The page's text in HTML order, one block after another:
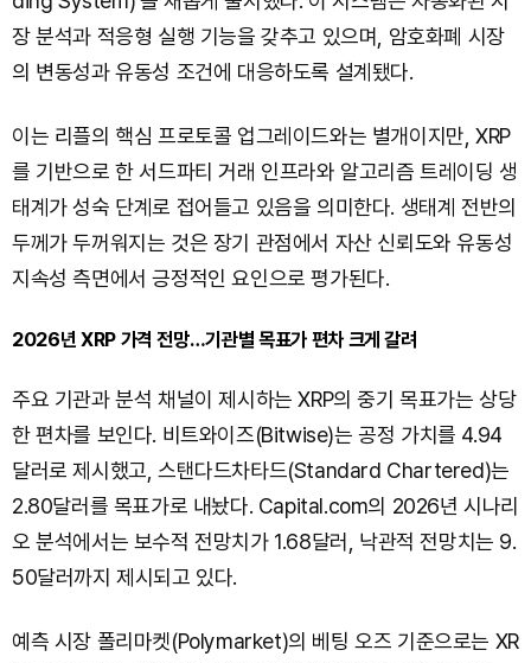
장 분석과 적응형 실행 기능을 갖추고 있으며, 암호화폐 시장
의 변동성과 유동성 조건에 대응하도록 설계됐다.
이는 리플의 핵심 프로토콜 업그레이드와는 별개이지만, XRP
를 기반으로 한 서드파티 거래 인프라와 알고리즘 트레이딩 생
태계가 성숙 단계로 접어들고 있음을 의미한다. 생태계 전반의
두께가 두꺼워지는 것은 장기 관점에서 자산 신뢰도와 유동성
지속성 측면에서 긍정적인 요인으로 평가된다.
2026년 XRP 가격 전망…기관별 목표가 편차 크게 갈려
주요 기관과 분석 채널이 제시하는 XRP의 중기 목표가는 상당
한 편차를 보인다. 비트와이즈(Bitwise)는 공정 가치를 4.94
달러로 제시했고, 스탠다드차타드(Standard Chartered)는
2.80달러를 목표가로 내놨다. Capital.com의 2026년 시나리
오 분석에서는 보수적 전망치가 1.68달러, 낙관적 전망치는 9.
50달러까지 제시되고 있다.
예측 시장 폴리마켓(Polymarket)의 베팅 오즈 기준으로는 XR